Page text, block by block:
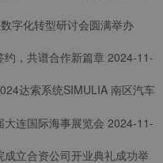
字化转型研讨会圆满举办
约，共谱合作新篇章 2024-11-
达索系统SIMULIA 南区汽车
大连国际海事展览会 2024-11-
成立合资公司开业典礼成功举